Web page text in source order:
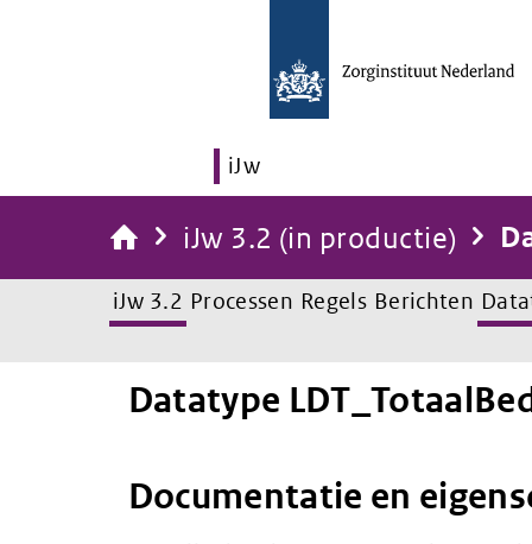
iJw
iJw 3.2 (in productie)
iJw 3.2 Processen Regels Berichten
Datatype
Documentatie en